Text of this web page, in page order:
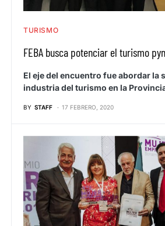
TURISMO
FEBA busca potenciar el turismo
El eje del encuentro fue abordar la
industria del turismo en la
BY STAFF 17 FEBRERO, 2020